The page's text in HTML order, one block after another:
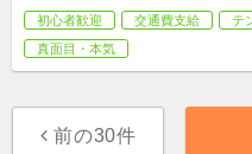
初心者歓迎 交通費支給 テ
真面目・本気
前の30件